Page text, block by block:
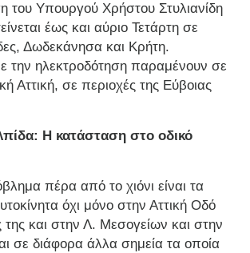
του Υπουργού Χρήστου Στυλιανίδη
έως και αύριο Τετάρτη σε
Δωδεκάνησα και Κρήτη.
την ηλεκτροδότηση παραμένουν σε
Αττική, σε περιοχές της Εύβοιας
Η κατάσταση στο οδικό
πέρα από το χιόνι είναι τα
όχι μόνο στην Αττική Οδό
της και στην Λ. Μεσογείων και στην
σε διάφορα άλλα σημεία τα οποία